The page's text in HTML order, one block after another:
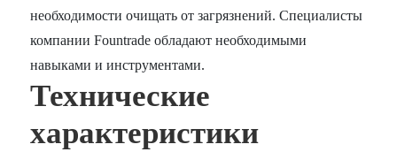
необходимости очищать от загрязнений. Специалисты
компании Fountrade обладают необходимыми
навыками и инструментами.
Технические
характеристики